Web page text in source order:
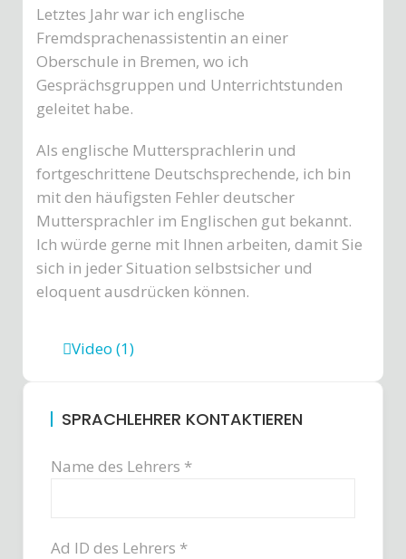
Letztes Jahr war ich englische
Fremdsprachenassistentin an einer
Oberschule in Bremen, wo ich
Gesprächsgruppen und Unterrichtstunden
geleitet habe.
Als englische Muttersprachlerin und
fortgeschrittene Deutschsprechende, ich bin
mit den häufigsten Fehler deutscher
Muttersprachler im Englischen gut bekannt.
Ich würde gerne mit Ihnen arbeiten, damit Sie
sich in jeder Situation selbstsicher und
eloquent ausdrücken können.
Video (1)
SPRACHLEHRER KONTAKTIEREN
Name des Lehrers *
Ad ID des Lehrers *